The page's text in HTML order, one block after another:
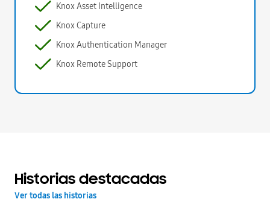
Knox Asset Intelligence
Knox Capture
Knox Authentication Manager
Knox Remote Support
Historias destacadas
Ver todas las historias